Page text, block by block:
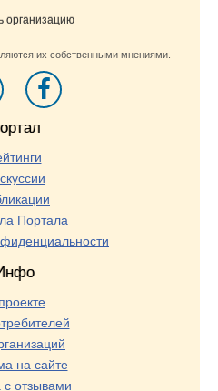
организацию
их собственными мнениями.
Портала
на сайте
с отзывами